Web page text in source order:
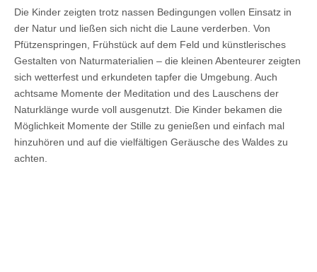
Die Kinder zeigten trotz nassen Bedingungen vollen Einsatz in
der Natur und ließen sich nicht die Laune verderben. Von
Pfützenspringen, Frühstück auf dem Feld und künstlerisches
Gestalten von Naturmaterialien – die kleinen Abenteurer zeigten
sich wetterfest und erkundeten tapfer die Umgebung. Auch
achtsame Momente der Meditation und des Lauschens der
Naturklänge wurde voll ausgenutzt. Die Kinder bekamen die
Möglichkeit Momente der Stille zu genießen und einfach mal
hinzuhören und auf die vielfältigen Geräusche des Waldes zu
achten.